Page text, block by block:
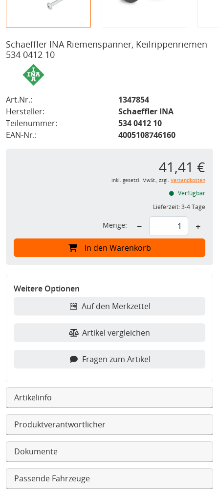
Schaeffler INA Riemenspanner, Keilrippenriemen
534 0412 10
Art.Nr.:
1347854
Hersteller:
Schaeffler INA
Teilenummer:
534 0412 10
EAN-Nr.:
4005108746160
41,41 €
inkl. gesetzl. MwSt., zzgl. Versandkosten
Verfügbar
Lieferzeit:3-4 Tage
Menge: − +
In den Warenkorb
Weitere Optionen
Auf den Merkzettel
Artikel vergleichen
Fragen zum Artikel
Artikelinfo
Produktverantwortlicher
Dokumente
Passende Fahrzeuge